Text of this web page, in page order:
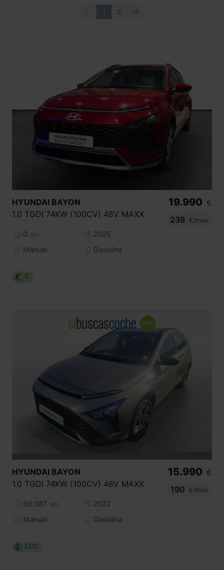
ANTERIOR
2 SIGUIENTE
HYUNDAI BAYON
1.0 TGDI 74KW (100CV) 48V MAXX
0 km
2025
Manual
Gasolina
19.990 €
238
€/mes
C
HYUNDAI BAYON
1.0 TGDI 74KW (100CV) 48V MAXX
69.087 km
2022
Manual
Gasolina
15.990 €
190
€/mes
ECO